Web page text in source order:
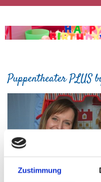
Zustimmung
Puppentheater PLUS